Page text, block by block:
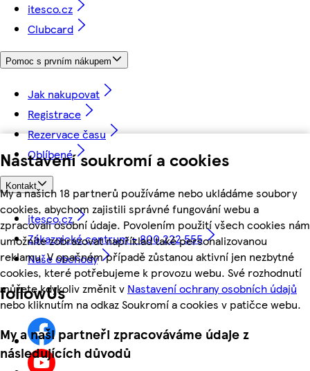
Nastavení soukromí a cookies
My a našich 18 partnerů používáme nebo ukládáme soubory
cookies, abychom zajistili správné fungování webu a
zpracovali osobní údaje. Povolením použití všech cookies nám
umožníte zobrazovat například také personalizovanou
reklamu. V opačném případě zůstanou aktivní jen nezbytné
cookies, které potřebujeme k provozu webu. Své rozhodnutí
můžete kdykoliv změnit v Nastavení ochrany osobních údajů
nebo kliknutím na odkaz Soukromí a cookies v patičce webu.
My a naši partneři zpracováváme údaje z
následujících důvodů
itesco.cz
Clubcard
Pomoc s prvním nákupem
Jak nakupovat
Registrace
Rezervace času
Oblíbené
Kontakt
itesco.cz
Zákaznické centrum - 800 222 555
Naše obchody
followUs